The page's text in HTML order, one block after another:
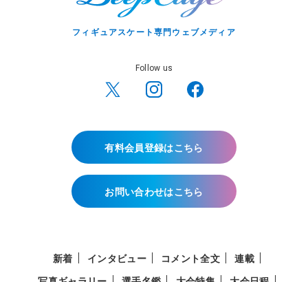
フィギュアスケート専門ウェブメディア
Follow us
有料会員登録はこちら
お問い合わせはこちら
新着 インタビュー コメント全文
連載